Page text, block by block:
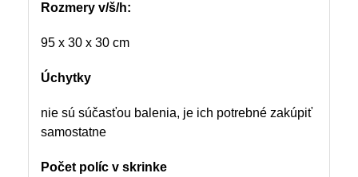
Rozmery v/š/h:
95 x 30 x 30 cm
Úchytky
nie sú súčasťou balenia, je ich potrebné zakúpiť
samostatne
Počet políc v skrinke